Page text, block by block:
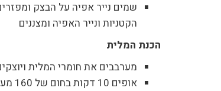
הקטניות ונייר האפיה ומצננים
הכנת המלית
מערבבים את חומרי המלית
אופים 10 דקות בחום של 160 מעלות, מנמיכים את החום ל140 מעלות ואופים עוד כ15 דקות